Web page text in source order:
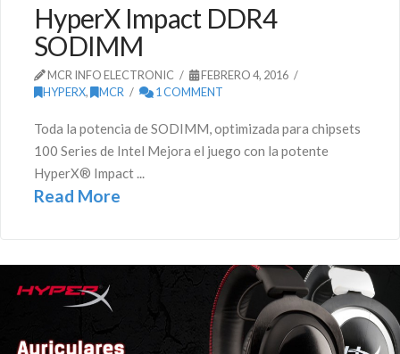
HyperX Impact DDR4
SODIMM
MCR INFO ELECTRONIC
FEBRERO 4, 2016
HYPERX, MCR 1 COMMENT
Toda la potencia de SODIMM, optimizada para chipsets
100 Series de Intel Mejora el juego con la potente
HyperX® Impact ...
Read More